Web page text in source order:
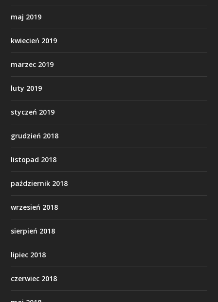
maj 2019
kwiecień 2019
marzec 2019
luty 2019
styczeń 2019
grudzień 2018
listopad 2018
październik 2018
wrzesień 2018
sierpień 2018
lipiec 2018
czerwiec 2018